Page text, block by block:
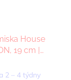
House
19 cm |
2 – 4 týdny